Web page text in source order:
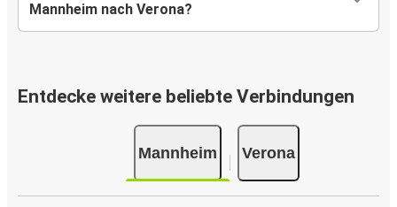
Mannheim nach Verona?
Entdecke weitere beliebte Verbindungen
Mannheim Verona